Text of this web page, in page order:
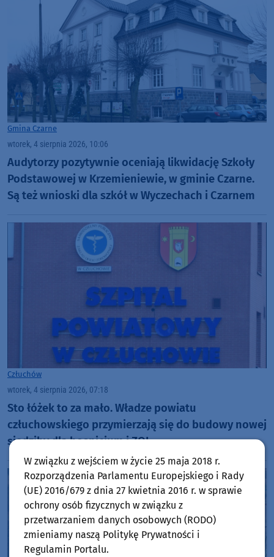
Gmina Czarne
wtorek, 4 sierpnia 2026, 10:06
Audytorzy pozytywnie oceniają likwidację Szkoły
Podstawowej w Krzemieniewie, w gminie Czarne.
Są też wnioski dla szkół w Wyczechach i Czarnem
Człuchów
wtorek, 4 sierpnia 2026, 07:18
Sto łóżek to za mało. Władze powiatu
człuchowskiego przymierzają się do budowy nowej
siedziby dla hospicjum i ZOL
W związku z wejściem w życie 25 maja 2018 r.
Rozporządzenia Parlamentu Europejskiego i Rady
(UE) 2016/679 z dnia 27 kwietnia 2016 r. w sprawie
ochrony osób fizycznych w związku z
przetwarzaniem danych osobowych (RODO)
zmieniamy naszą Politykę Prywatności i
Regulamin Portalu.